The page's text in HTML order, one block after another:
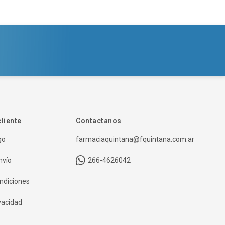
Contactanos
farmaciaquintana@fquintana.com.ar
266-4626042